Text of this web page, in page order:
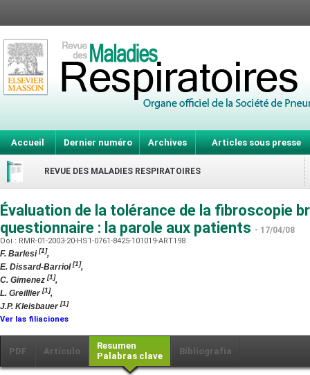
Accueil Dernier numéro Archives Articles sous presse
REVUE DES MALADIES RESPIRATOIRES
Évaluation de la tolérance de la fibroscopie
questionnaire : la parole aux patients - 17/04/08
Doi : RMR-01-2003-20-HS1-0761-8425-101019-ART198
F. Barlesi[1],
E. Dissard-Barriol[1],
C. Gimenez [1],
L. Greillier[1],
J.P. Kleisbauer[1]
Ver las filiaciones
PDF Artículo
Resumen
Palabras clave
Bibliografía